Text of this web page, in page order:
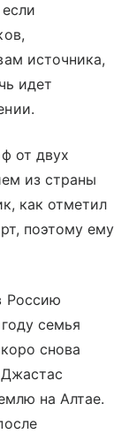
источника,
идет
от двух
из страны
как отметил
поэтому ему
Россию
семья
снова
на Алтае.